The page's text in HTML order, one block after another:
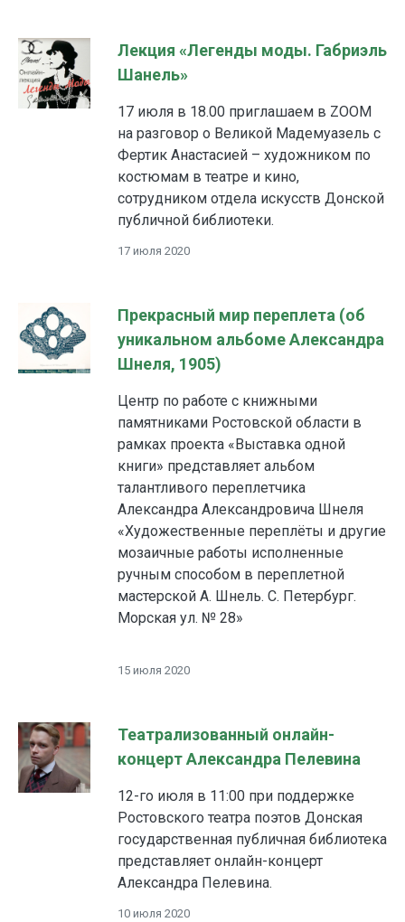
Лекция «Легенды моды. Габриэль
Шанель»
17 июля в 18.00 приглашаем в ZOOM
на разговор о Великой Мадемуазель с
Фертик Анастасией – художником по
костюмам в театре и кино,
сотрудником отдела искусств Донской
публичной библиотеки.
17 июля 2020
Прекрасный мир переплета (об
уникальном альбоме Александра
Шнеля, 1905)
Центр по работе с книжными
памятниками Ростовской области в
рамках проекта «Выставка одной
книги» представляет альбом
талантливого переплетчика
Александра Александровича Шнеля
«Художественные переплёты и другие
мозаичные работы исполненные
ручным способом в переплетной
мастерской А. Шнель. С. Петербург.
Морская ул. № 28»
15 июля 2020
Театрализованный онлайн-
концерт Александра Пелевина
12-го июля в 11:00 при поддержке
Ростовского театра поэтов Донская
государственная публичная библиотека
представляет онлайн-концерт
Александра Пелевина.
10 июля 2020